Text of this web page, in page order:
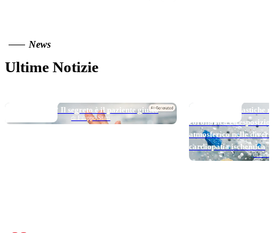
News
Ultime Notizie
Long DAPT…? Il segreto è il paziente giusto
di Filippo Stazi
Micro e nanoplastiche
coronarica ed
atmosferico nelle
cardiopatia ischemica
di